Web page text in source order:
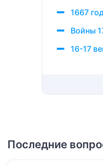
1667
Войны
16-17
Последние